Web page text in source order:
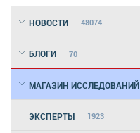
НОВОСТИ 48074
БЛОГИ 70
МАГАЗИН ИССЛЕДОВАНИЙ
ЭКСПЕРТЫ 1923